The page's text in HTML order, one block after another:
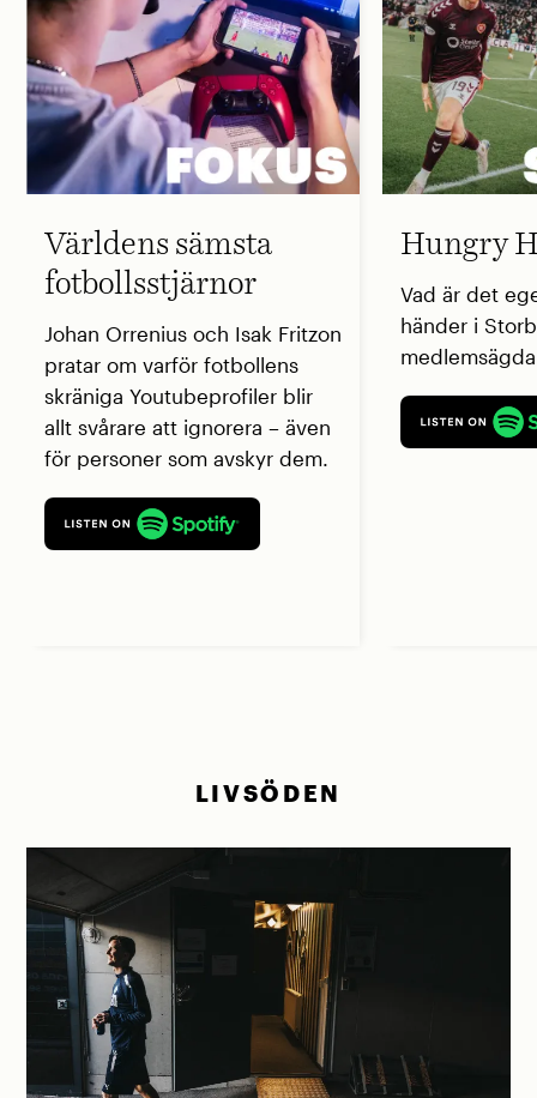
Världens sämsta
fotbollsstjärnor
Johan Orrenius och Isak Fritzon
pratar om varför fotbollens
skräniga Youtubeprofiler blir
allt svårare att ignorera – även
för personer som avskyr dem.
Hungry
Vad är det
händer i
LIVSÖDEN